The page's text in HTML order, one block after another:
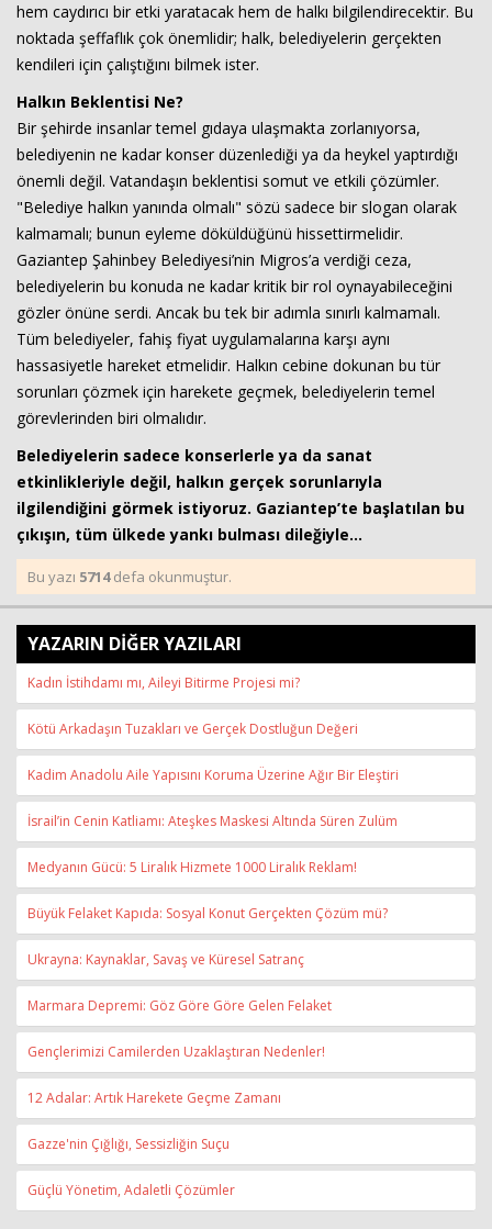
hem caydırıcı bir etki yaratacak hem de halkı bilgilendirecektir. Bu
noktada şeffaflık çok önemlidir; halk, belediyelerin gerçekten
kendileri için çalıştığını bilmek ister.
Halkın Beklentisi Ne?
Bir şehirde insanlar temel gıdaya ulaşmakta zorlanıyorsa,
belediyenin ne kadar konser düzenlediği ya da heykel yaptırdığı
önemli değil. Vatandaşın beklentisi somut ve etkili çözümler.
"Belediye halkın yanında olmalı" sözü sadece bir slogan olarak
kalmamalı; bunun eyleme döküldüğünü hissettirmelidir.
Gaziantep Şahinbey Belediyesi’nin Migros’a verdiği ceza,
belediyelerin bu konuda ne kadar kritik bir rol oynayabileceğini
gözler önüne serdi. Ancak bu tek bir adımla sınırlı kalmamalı.
Tüm belediyeler, fahiş fiyat uygulamalarına karşı aynı
hassasiyetle hareket etmelidir. Halkın cebine dokunan bu tür
sorunları çözmek için harekete geçmek, belediyelerin temel
görevlerinden biri olmalıdır.
Belediyelerin sadece konserlerle ya da sanat
etkinlikleriyle değil, halkın gerçek sorunlarıyla
ilgilendiğini görmek istiyoruz. Gaziantep’te başlatılan bu
çıkışın, tüm ülkede yankı bulması dileğiyle…
Bu yazı 5714defa okunmuştur.
YAZARIN DİĞER YAZILARI
Kadın İstihdamı mı, Aileyi Bitirme Projesi mi?
Kötü Arkadaşın Tuzakları ve Gerçek Dostluğun Değeri
Kadim Anadolu Aile Yapısını Koruma Üzerine Ağır Bir Eleştiri
İsrail’in Cenin Katliamı: Ateşkes Maskesi Altında Süren Zulüm
Medyanın Gücü: 5 Liralık Hizmete 1000 Liralık Reklam!
Büyük Felaket Kapıda: Sosyal Konut Gerçekten Çözüm mü?
Ukrayna: Kaynaklar, Savaş ve Küresel Satranç
Marmara Depremi: Göz Göre Göre Gelen Felaket
Gençlerimizi Camilerden Uzaklaştıran Nedenler!
12 Adalar: Artık Harekete Geçme Zamanı
Gazze'nin Çığlığı, Sessizliğin Suçu
Güçlü Yönetim, Adaletli Çözümler